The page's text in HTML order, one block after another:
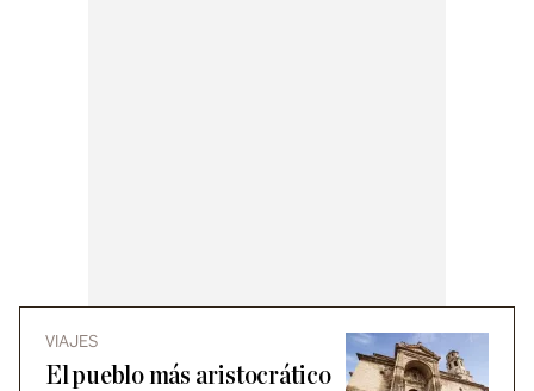
VIAJES
El pueblo más aristocrático